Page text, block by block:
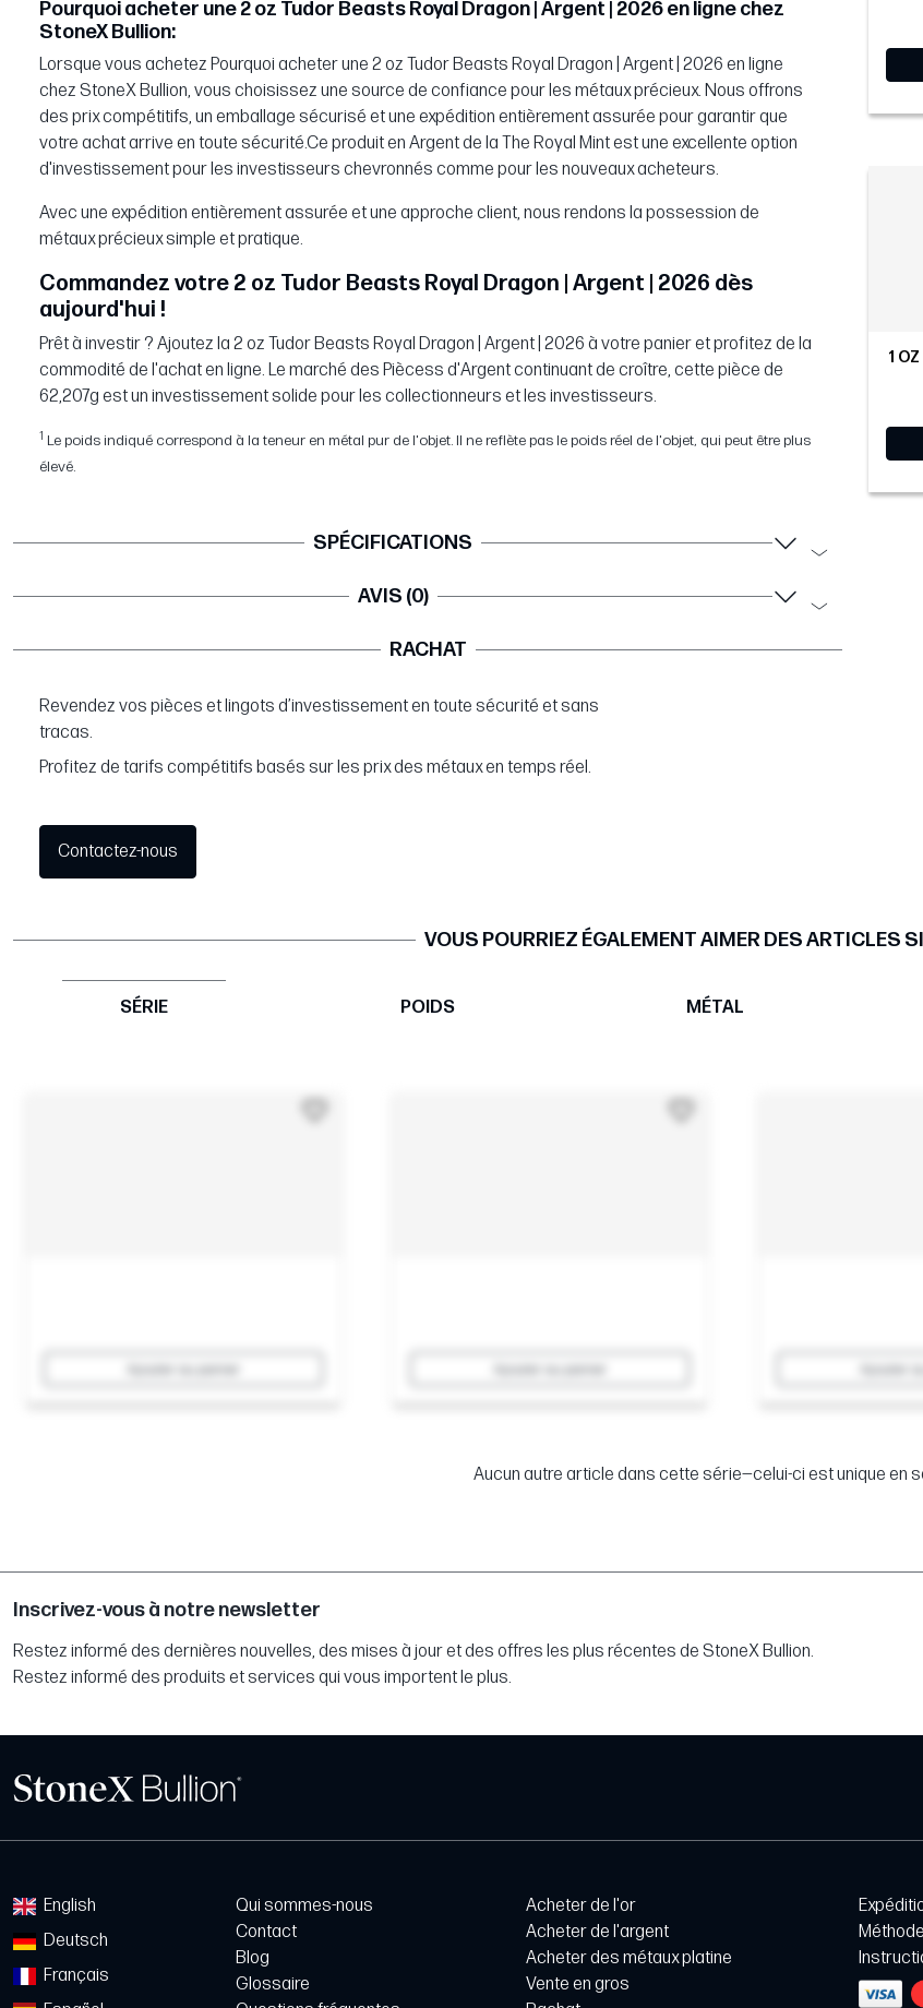
Pourquoi acheter une 2 oz Tudor Beasts Royal Dragon | Argent | 2026 en ligne chez
StoneX Bullion:
Lorsque vous achetez Pourquoi acheter une 2 oz Tudor Beasts Royal Dragon | Argent | 2026 en ligne
chez StoneX Bullion, vous choisissez une source de confiance pour les métaux précieux. Nous offrons
des prix compétitifs, un emballage sécurisé et une expédition entièrement assurée pour garantir que
votre achat arrive en toute sécurité.Ce produit en Argent de la The Royal Mint est une excellente option
d'investissement pour les investisseurs chevronnés comme pour les nouveaux acheteurs.
Avec une expédition entièrement assurée et une approche client, nous rendons la possession de
métaux précieux simple et pratique.
Commandez votre 2 oz Tudor Beasts Royal Dragon | Argent | 2026 dès
aujourd'hui !
Prêt à investir ? Ajoutez la 2 oz Tudor Beasts Royal Dragon | Argent | 2026 à votre panier et profitez de la
commodité de l'achat en ligne. Le marché des Piècess d'Argent continuant de croître, cette pièce de
62,207g est un investissement solide pour les collectionneurs et les investisseurs.
1 Le poids indiqué correspond à la teneur en métal pur de l'objet. Il ne reflète pas le poids réel de l'objet, qui peut être plus
élevé.
SPÉCIFICATIONS
AVIS (0)
RACHAT
Revendez vos pièces et lingots d’investissement en toute sécurité et sans
tracas.
Profitez de tarifs compétitifs basés sur les prix des métaux en temps réel.
Contactez-nous
1
VOUS POURRIEZ ÉGALEMENT AIMER DES ARTICLES
SÉRIE POIDS MÉTAL
Aucun autre article dans cette série—celui-ci est unique en
Inscrivez-vous à notre newsletter
Restez informé des dernières nouvelles, des mises à jour et des offres les plus récentes de StoneX Bullion.
Restez informé des produits et services qui vous importent le plus.
English
Deutsch
Français
Qui sommes-nous
Contact
Blog
Glossaire
Acheter de l'or
Acheter de l'argent
Acheter des métaux platine
Vente en gros